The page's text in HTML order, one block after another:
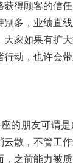
得顾客的信
多，业绩直
家如果有扩
行动，也许会
朋友可谓是
散，不管工
，之前能力被